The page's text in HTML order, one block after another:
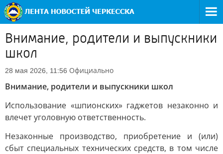
Внимание, родители и выпускники
школ
28 мая 2026, 11:56 Официально
Внимание, родители и выпускники школ
Использование «шпионских» гаджетов незаконно и
влечет уголовную ответственность.
Незаконные производство, приобретение и (или)
сбыт специальных технических средств, в том числе